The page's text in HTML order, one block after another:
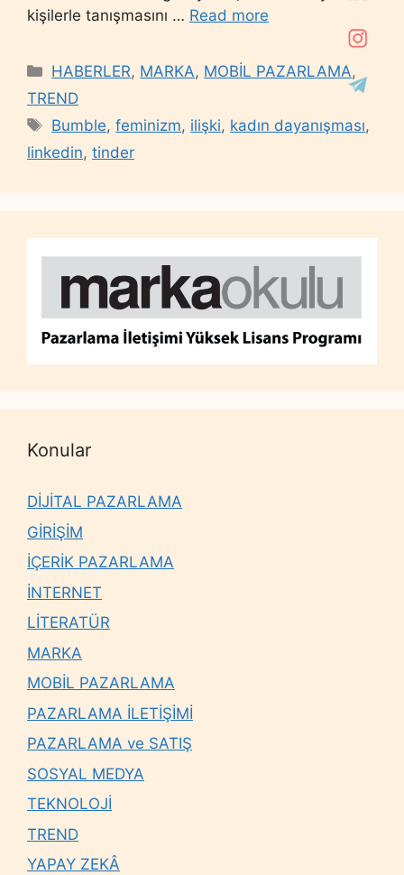
kişilerle tanışmasını … Read more
Categories
HABERLER, MARKA, MOBİL PAZARLAMA,
TREND
Tags
Bumble,feminizm, ilişki, kadın dayanışması,
linkedin, tinder
Konular
DİJİTAL PAZARLAMA
GİRİŞİM
İÇERİK PAZARLAMA
İNTERNET
LİTERATÜR
MARKA
MOBİL PAZARLAMA
PAZARLAMA İLETİŞİMİ
PAZARLAMA ve SATIŞ
SOSYAL MEDYA
TEKNOLOJİ
TREND
YAPAY ZEKÂ